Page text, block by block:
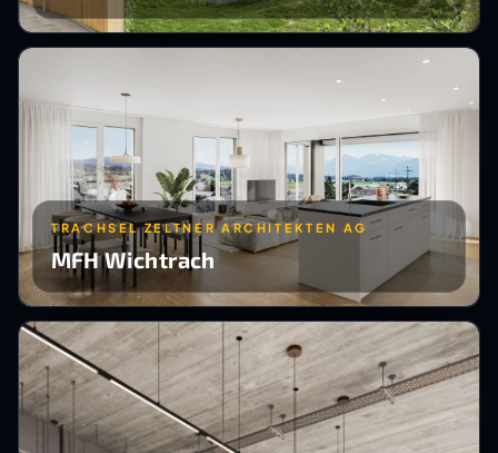
TRACHSEL ZELTNER ARCHITEKTEN AG
MFH Wichtrach